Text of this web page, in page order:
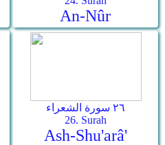
An-Nûr
٢٦ سورة الشعراء
26. Surah
Ash-Shu'arâ'